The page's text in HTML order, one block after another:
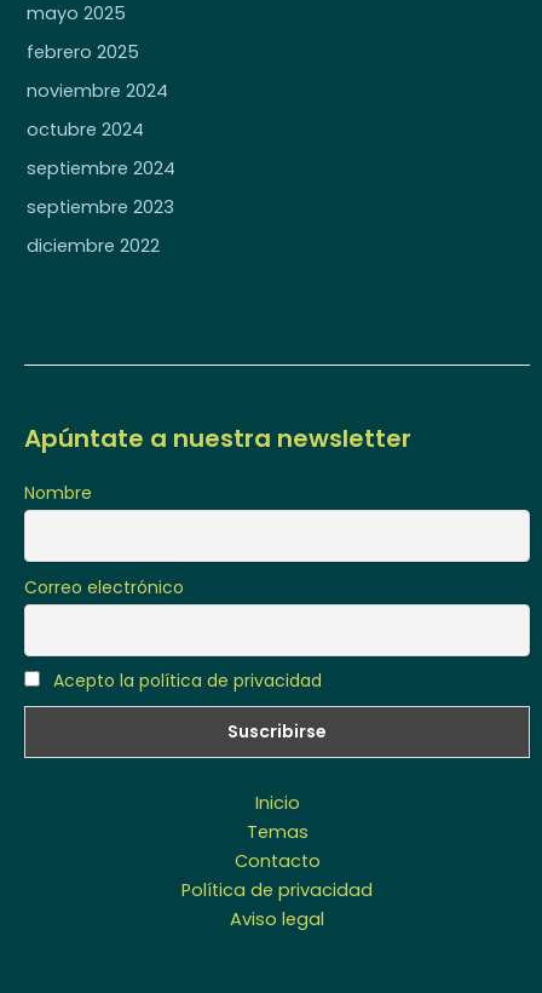
mayo 2025
febrero 2025
noviembre 2024
octubre 2024
septiembre 2024
septiembre 2023
diciembre 2022
Apúntate a nuestra newsletter
Nombre
Correo electrónico
Acepto la política de privacidad
Inicio
Temas
Contacto
Política de privacidad
Aviso legal